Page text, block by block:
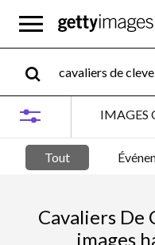
IMAGES
Tout
Cavaliers De
images